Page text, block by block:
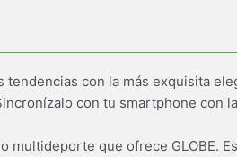
con la más exquisita
con tu smartphone con
multideporte que ofrece GLOBE.